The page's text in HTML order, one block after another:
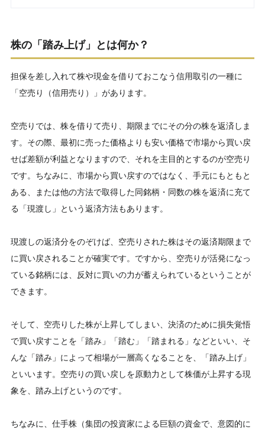
株の「踏み上げ」とは何か？
担保を差し入れて株や現金を借りておこなう信用取引の一種に
「空売り（信用売り）」があります。
空売りでは、株を借りて売り、期限までにその分の株を返済しま
す。その際、最初に売った価格よりも安い価格で市場から買い戻
せば差額が利益となりますので、それを主目的とするのが空売り
です。ちなみに、市場から買い戻すのではなく、手元にもともと
ある、または他の方法で取得した同銘柄・同数の株を返済に充て
る「現渡し」という返済方法もあります。
現渡しの返済分をのぞけば、空売りされた株はその返済期限まで
に買い戻されることが確実です。ですから、空売りが活発になっ
ている銘柄には、反対に買いの力が蓄えられているということが
できます。
そして、空売りした株が上昇してしまい、決済のために損失覚悟
で買い戻すことを「踏み」「踏む」「踏まれる」などといい、そ
んな「踏み」によって相場が一層高くなることを、「踏み上げ」
といいます。空売りの買い戻しを原動力として株価が上昇する現
象を、踏み上げというのです。
ちなみに、仕手株（集団の投資家による巨額の資金で、意図的に